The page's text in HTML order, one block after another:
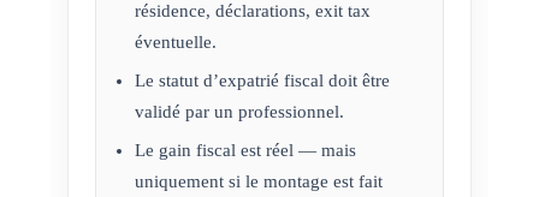
résidence, déclarations, exit tax
éventuelle.
Le statut d’expatrié fiscal doit être
validé par un professionnel.
Le gain fiscal est réel — mais
uniquement si le montage est fait